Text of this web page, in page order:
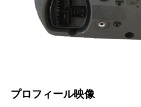
プロフィール映像